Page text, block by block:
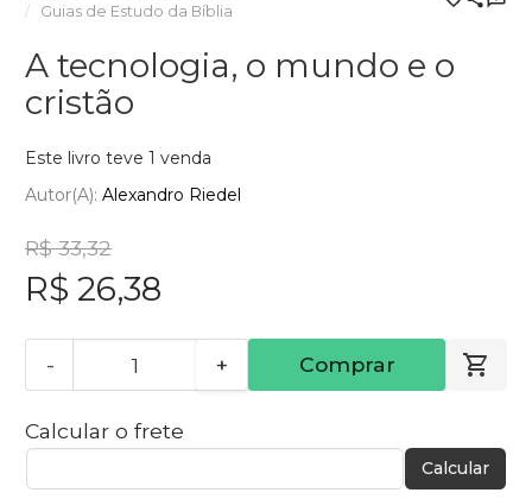
Guias de Estudo da Bíblia
A tecnologia, o mundo e o
cristão
Este livro teve 1 venda
Autor(a): Alexandro Riedel
R$ 33,32
R$ 26,38
- + Comprar
Calcular o frete
Calcular